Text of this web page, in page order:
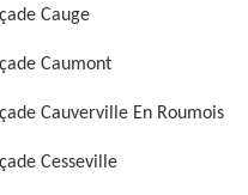
Cauge
Caumont
Cauverville En Roumois
Cesseville